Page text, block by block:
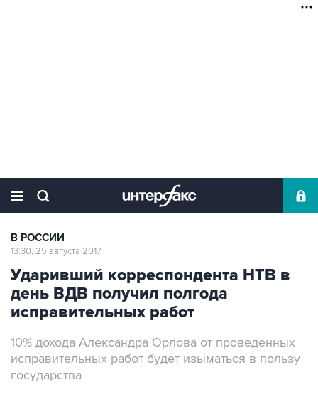
В РОССИИ
13:30, 25 августа 2017
Ударивший корреспондента НТВ в
день ВДВ получил полгода
исправительных работ
10% дохода Александра Орлова от проведенных
исправительных работ будет изыматься в пользу
государства